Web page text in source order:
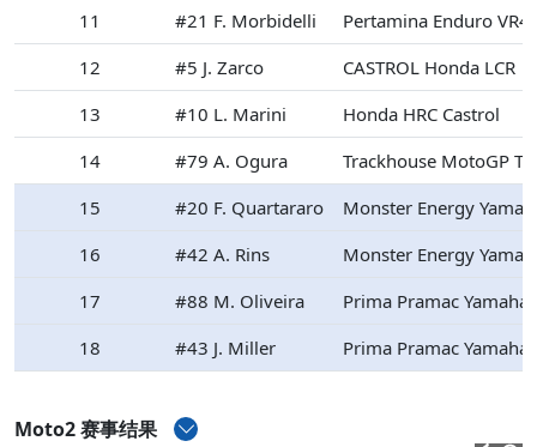
11
#21 F. Morbidelli
Pertamina Enduro
12
#5 J. Zarco
CASTROL Honda LCR
13
#10 L. Marini
Honda HRC Castrol
14
#79 A. Ogura
Trackhouse MotoGP
15
#20 F. Quartararo
Monster Energy
16
#42 A. Rins
Monster Energy
17
#88 M. Oliveira
Prima Pramac Yamaha
18
#43 J. Miller Prima Pramac Yamaha
Moto2 赛事结果